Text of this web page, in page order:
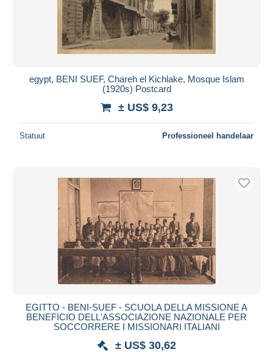
egypt, BENI SUEF, Chareh el Kichlake, Mosque Islam
(1920s) Postcard
± US$ 9,23
Statuut Professioneel handelaar
EGITTO - BENI-SUEF - SCUOLA DELLA MISSIONE A
BENEFICIO DELL'ASSOCIAZIONE NAZIONALE PER
SOCCORRERE I MISSIONARI ITALIANI
± US$ 30,62